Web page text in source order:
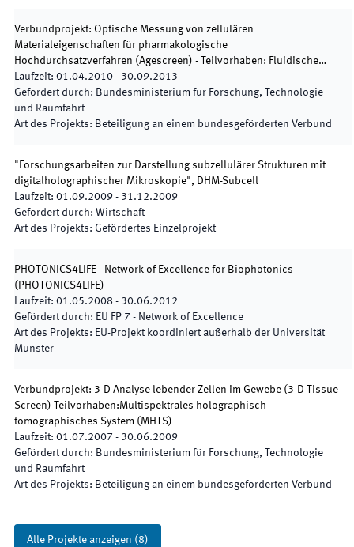
Verbundprojekt: Optische Messung von zellulären
Materialeigenschaften für pharmakologische
Hochdurchsatzverfahren (Agescreen) - Teilvorhaben: Fluidische…
Laufzeit: 01.04.2010 - 30.09.2013
Gefördert durch: Bundesministerium für Forschung, Technologie
und Raumfahrt
Art des Projekts: Beteiligung an einem bundesgeförderten Verbund
"Forschungsarbeiten zur Darstellung subzellulärer Strukturen mit
digitalholographischer Mikroskopie", DHM-Subcell
Laufzeit: 01.09.2009 - 31.12.2009
Gefördert durch: Wirtschaft
Art des Projekts: Gefördertes Einzelprojekt
PHOTONICS4LIFE - Network of Excellence for Biophotonics
( PHOTONICS4LIFE)
Laufzeit: 01.05.2008 - 30.06.2012
Gefördert durch: EU FP 7 - Network of Excellence
Art des Projekts: EU-Projekt koordiniert außerhalb der Universität
Münster
Verbundprojekt: 3-D Analyse lebender Zellen im Gewebe (3-D Tissue
Screen)-Teilvorhaben:Multispektrales holographisch-
tomographisches System (MHTS)
Laufzeit: 01.07.2007 - 30.06.2009
Gefördert durch: Bundesministerium für Forschung, Technologie
und Raumfahrt
Art des Projekts: Beteiligung an einem bundesgeförderten Verbund
Alle Projekte anzeigen (8)